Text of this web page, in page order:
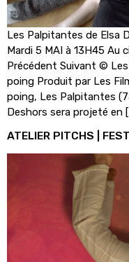
Les Palpitantes de Elsa
Mardi 5 MAI à 13H45 Au
Précédent Suivant © Les
poing Produit par Les
poing, Les Palpitantes
Deshors sera projeté en
ATELIER PITCHS |